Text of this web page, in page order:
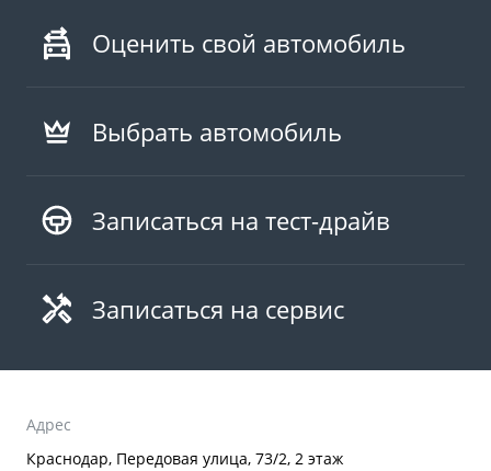
Оценить свой автомобиль
Выбрать автомобиль
Записаться на тест-драйв
Записаться на сервис
Адрес
Краснодар, Передовая улица, 73/2, 2 этаж